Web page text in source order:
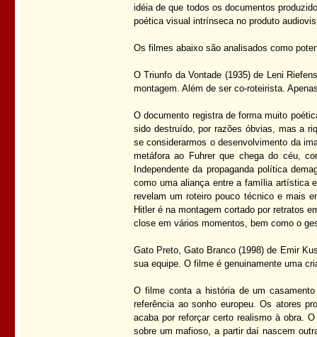
idéia de que todos os documentos
poética visual intrínseca no produto
Os filmes abaixo são analisados como
O Triunfo da Vontade (1935) de Leni
montagem. Além de ser co-roteirista.
O documento registra de forma muito
sido destruído, por razões óbvias, mas a
se considerarmos o desenvolvimento da
metáfora ao Fuhrer que chega do céu,
Independente da propaganda política
como uma aliança entre a família artística
revelam um roteiro pouco técnico e mais
Hitler é na montagem cortado por retratos
close em vários momentos, bem como o
Gato Preto, Gato Branco (1998) de Emir
sua equipe. O filme é genuinamente uma
O filme conta a história de um
referência ao sonho europeu. Os atores
acaba por reforçar certo realismo à obra.
sobre um mafioso, a partir daí nascem